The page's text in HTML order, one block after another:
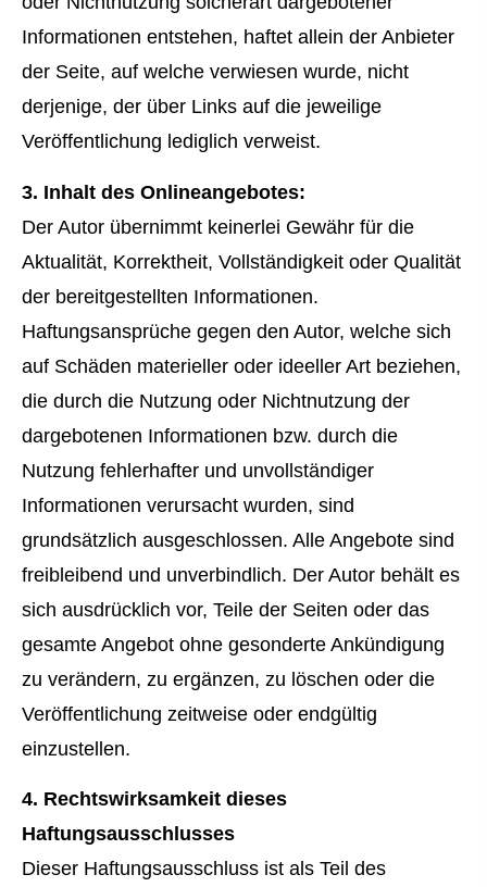
Informationen entstehen, haftet allein der Anbieter
der Seite, auf welche verwiesen wurde, nicht
derjenige, der über Links auf die jeweilige
Veröffentlichung lediglich verweist.
3. Inhalt des Onlineangebotes:
Der Autor übernimmt keinerlei Gewähr für die
Aktualität, Korrektheit, Vollständigkeit oder Qualität
der bereitgestellten Informationen.
Haftungsansprüche gegen den Autor, welche sich
auf Schäden materieller oder ideeller Art beziehen,
die durch die Nutzung oder Nichtnutzung der
dargebotenen Informationen bzw. durch die
Nutzung fehlerhafter und unvollständiger
Informationen verursacht wurden, sind
grundsätzlich ausgeschlossen. Alle Angebote sind
freibleibend und unverbindlich. Der Autor behält es
sich ausdrücklich vor, Teile der Seiten oder das
gesamte Angebot ohne gesonderte Ankündigung
zu verändern, zu ergänzen, zu löschen oder die
Veröffentlichung zeitweise oder endgültig
einzustellen.
4. Rechtswirksamkeit dieses
Haftungsausschlusses
Dieser Haftungsausschluss ist als Teil des